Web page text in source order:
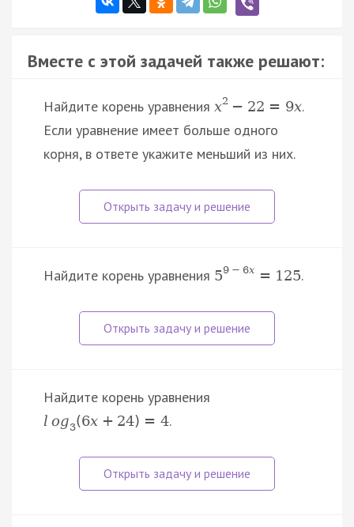
Вместе с этой задачей также решают:
Найдите корень уравнения x2 − 22 = 9x.
Если уравнение имеет больше одного
корня, в ответе укажите меньший из них.
Найдите корень уравнения 59 − 6x = 125.
Найдите корень уравнения
l og3(6x + 24) = 4.